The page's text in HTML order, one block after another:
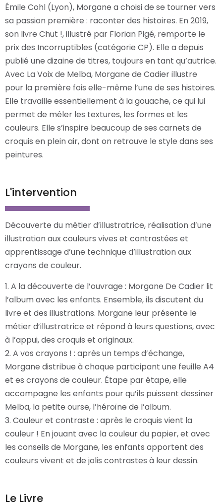
Émile Cohl (Lyon), Morgane a choisi de se tourner vers
sa passion première : raconter des histoires. En 2019,
son livre Chut !, illustré par Florian Pigé, remporte le
prix des Incorruptibles (catégorie CP). Elle a depuis
publié une dizaine de titres, toujours en tant qu’autrice.
Avec La Voix de Melba, Morgane de Cadier illustre
pour la première fois elle-même l’une de ses histoires.
Elle travaille essentiellement à la gouache, ce qui lui
permet de mêler les textures, les formes et les
couleurs. Elle s’inspire beaucoup de ses carnets de
croquis en plein air, dont on retrouve le style dans ses
peintures.
L'intervention
Découverte du métier d’illustratrice, réalisation d’une
illustration aux couleurs vives et contrastées et
apprentissage d’une technique d’illustration aux
crayons de couleur.
1. A la découverte de l’ouvrage : Morgane De Cadier lit
l’album avec les enfants. Ensemble, ils discutent du
livre et des illustrations. Morgane leur présente le
métier d’illustratrice et répond à leurs questions, avec
à l’appui, des croquis et originaux.
2. A vos crayons ! : après un temps d’échange,
Morgane distribue à chaque participant une feuille A4
et es crayons de couleur. Étape par étape, elle
accompagne les enfants pour qu’ils puissent dessiner
Melba, la petite ourse, l’héroïne de l’album.
3. Couleur et contraste : après le croquis vient la
couleur ! En jouant avec la couleur du papier, et avec
les conseils de Morgane, les enfants apportent des
couleurs vivent et de jolis contrastes à leur dessin.
Le Livre